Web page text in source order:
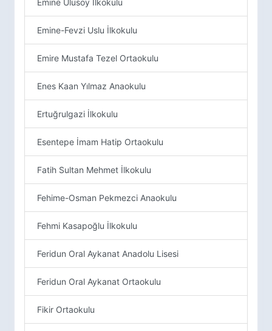
Emine-Fevzi Uslu İlkokulu
Emire Mustafa Tezel Ortaokulu
Enes Kaan Yılmaz Anaokulu
Ertuğrulgazi İlkokulu
Esentepe İmam Hatip Ortaokulu
Fatih Sultan Mehmet İlkokulu
Fehime-Osman Pekmezci Anaokulu
Fehmi Kasapoğlu İlkokulu
Feridun Oral Aykanat Anadolu Lisesi
Feridun Oral Aykanat Ortaokulu
Fikir Ortaokulu